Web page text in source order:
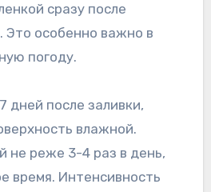
сразу после
Это особенно важно в
погоду.
дней после заливки,
влажной.
не реже 3-4 раз в день,
время. Интенсивность